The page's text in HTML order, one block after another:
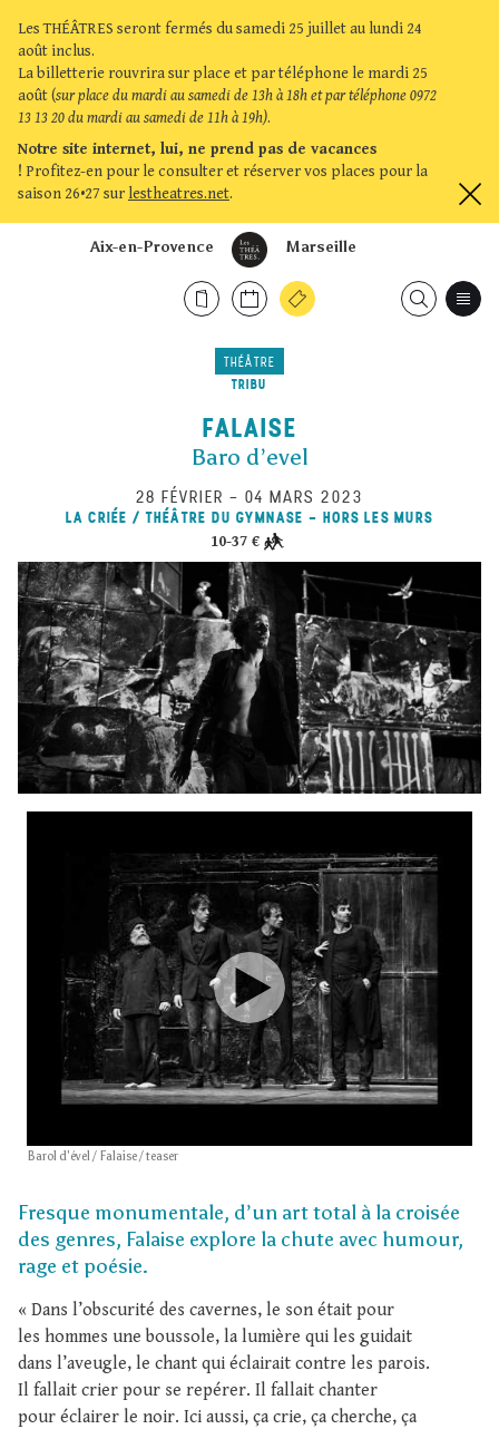
Les THÉÂTRES seront fermés du samedi 25 juillet au lundi 24
août inclus.
La billetterie rouvrira sur place et par téléphone le mardi 25
août (sur place du mardi au samedi de 13h à 18h et par téléphone 0972
13 13 20 du mardi au samedi de 11h à 19h).
Notre site internet, lui, ne prend pas de vacances
! Profitez-en pour le consulter et réserver vos places pour la
saison 26•27 sur lestheatres.net.
Marseille
Aix-en-Provence
THÉÂTRE
TRIBU
FALAISE
Baro d’evel
28 FÉVRIER – 04 MARS 2023
LA CRIÉE / THÉÂTRE DU GYMNASE - HORS LES MURS
10-37 €
Barol d'ével / Falaise / teaser
Fresque monumentale, d’un art total à la croisée
des genres, Falaise explore la chute avec humour,
rage et poésie.
« Dans l’obscurité des cavernes, le son était pour
les hommes une boussole, la lumière qui les guidait
dans l’aveugle, le chant qui éclairait contre les parois.
Il fallait crier pour se repérer. Il fallait chanter
pour éclairer le noir. Ici aussi, ça crie, ça cherche, ça